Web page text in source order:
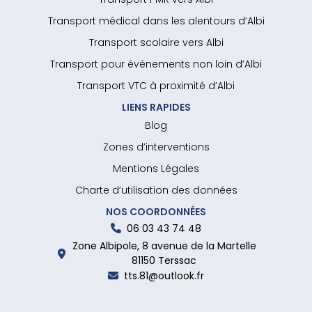
Transport médical dans les alentours d’Albi
Transport scolaire vers Albi
Transport pour événements non loin d’Albi
Transport VTC à proximité d’Albi
LIENS RAPIDES
Blog
Zones d’interventions
Mentions Légales
Charte d’utilisation des données
NOS COORDONNÉES
06 03 43 74 48
Zone Albipole, 8 avenue de la Martelle
81150 Terssac
tts.81@outlook.fr